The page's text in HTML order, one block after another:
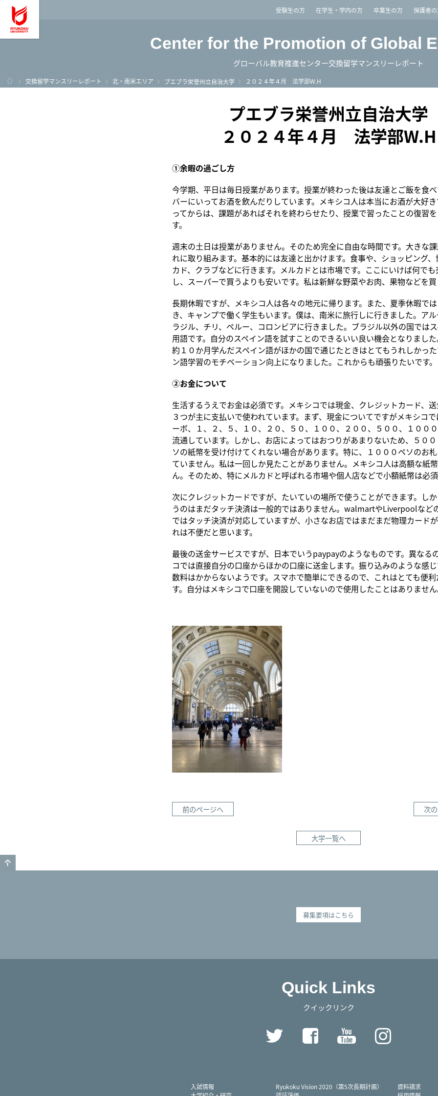
龍谷大学 You, Unlimited受験生の方 在学生・学内の方 卒業生の方 保護者
Center for the Promotion of Global
グローバル教育推進センター交換留学マンスリーレポート
ホーム
交換留学マンスリーレポート 北・南米エリア プエブラ栄誉州立自治大学 ２０２４年４月 法学部W.H
プエブラ栄誉州立自治大学
２０２４年４月 法学部W.H
①余暇の過ごし方
今学期、平日は毎日授業があります。授業が終わった後は友達とご飯を食
バーにいってお酒を飲んだりしています。メキシコ人は本当にお酒が大好
ってからは、課題があればそれを終わらせたり、授業で習ったことの復習
す。
週末の土日は授業がありません。そのため完全に自由な時間です。大きな
れに取り組みます。基本的には友達と出かけます。食事や、ショッピング
カド、クラブなどに行きます。メルカドとは市場です。ここにいけば何で
し、スーパーで買うよりも安いです。私は新鮮な野菜やお肉、果物などを
長期休暇ですが、メキシコ人は各々の地元に帰ります。また、夏季休暇で
き、キャンプで働く学生もいます。僕は、南米に旅行しに行きました。ア
ラジル、チリ、ペルー、コロンビアに行きました。ブラジル以外の国では
用語です。自分のスペイン語を試すことのできるいい良い機会となりまし
約１０か月学んだスペイン語がほかの国で通じたときはとてもうれしかっ
ン語学習のモチベーション向上になりました。これからも頑張りたいです。
②お金について
生活するうえでお金は必須です。メキシコでは現金、クレジットカード、
３つが主に支払いで使われています。まず、現金についてですがメキシコ
ーボ、１、２、５、１０、２０、５０、１００、２００、５００、１００
流通しています。しかし、お店によってはおつりがあまりないため、５０
ソの紙幣を受け付けてくれない場合があります。特に、１０００ペソのお
ていません。私は一回しか見たことがありません。メキシコ人は高額な紙
ん。そのため、特にメルカドと呼ばれる市場や個人店などで小額紙幣は必
次にクレジットカードですが、たいていの場所で使うことができます。し
うのはまだタッチ決済は一般的ではありません。walmartやLiverpoolなど
ではタッチ決済が対応していますが、小さなお店ではまだまだ物理カード
れは不便だと思います。
最後の送金サービスですが、日本でいうpaypayのようなものです。異なる
コでは直接自分の口座からほかの口座に送金します。振り込みのような感
数料はかからないようです。スマホで簡単にできるので、これはとても便
す。自分はメキシコで口座を開設していないので使用したことはありませ
前のページへ 次
大学一覧へ
募集要項はこちら
Quick Links
クイックリンク
Twitter FacebookYouTube
入試情報
Ryukoku Vision 2020（第5次長期計画）
資料請求